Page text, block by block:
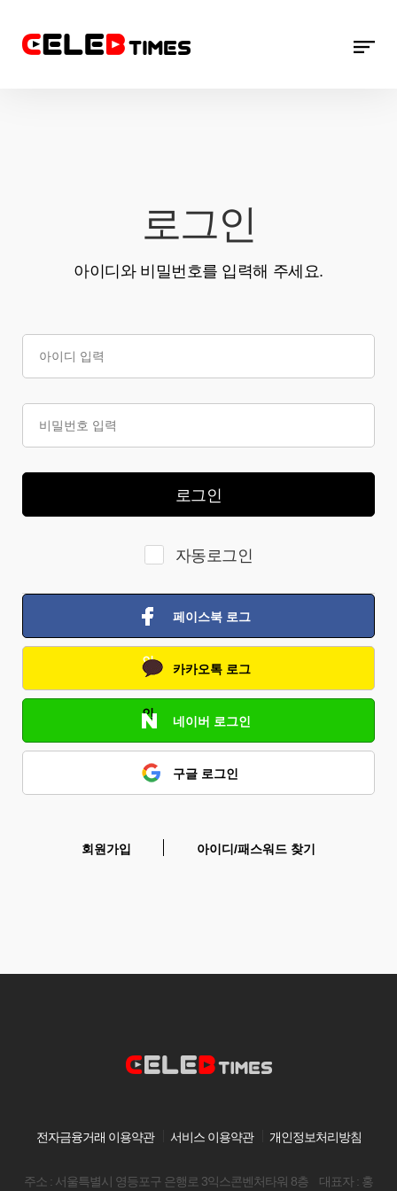
로그인
아이디와 비밀번호를 입력해 주세요.
로그인
자동로그인
페이스북 로그
인
카카오톡 로그
인
네이버 로그인
구글 로그인
회원가입 아이디/패스워드 찾기
전자금융거래 이용약관 서비스 이용약관 개인정보처리방침
주소 : 서울특별시 영등포구 은행로 3익스콘벤처타워 8층 대표자 : 홍